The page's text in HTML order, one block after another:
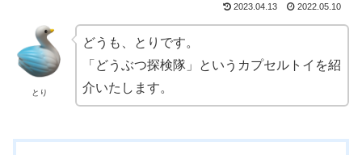
2023.04.13 2022.05.10
とり
どうも、とりです。
「どうぶつ探検隊」というカプセルトイを紹
介いたします。